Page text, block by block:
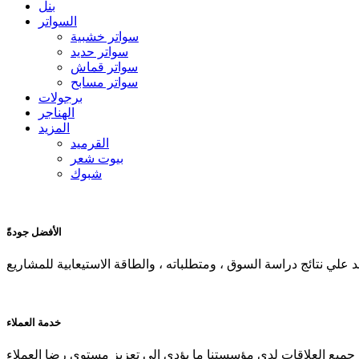
بنل
السواتر
سواتر خشبية
سواتر حديد
سواتر قماش
سواتر مسابح
برجولات
الهناجر
المزيد
القرميد
بيوت شعر
شبوك
الأفضل جودةً
خدمة العملاء